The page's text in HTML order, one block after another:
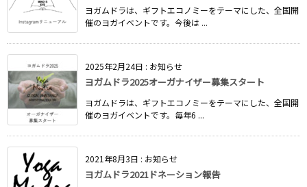
ヨガムドラは、ギフトエコノミーをテーマにした、全国開
催のヨガイベントです。今後は ...
2025年2月24日 : お知らせ
ヨガムドラ2025オーガナイザー募集スタート
ヨガムドラは、ギフトエコノミーをテーマにした、全国開
催のヨガイベントです。毎年6 ...
2021年8月3日 : お知らせ
ヨガムドラ2021ドネーション報告